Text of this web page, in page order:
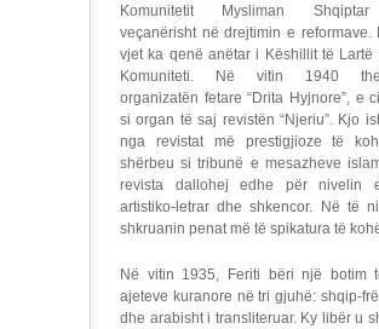
Komunitetit Mysliman
veçanërisht në drejtimin e reformave.
vjet ka qenë anëtar i Këshillit të Lartë
Komuniteti. Në vitin 1940
organizatën fetare “Drita Hyjnore”, e
si organ të saj revistën “Njeriu”. Kjo
nga revistat më prestigjioze të
shërbeu si tribunë e mesazheve
revista dallohej edhe për nivelin
artistiko-letrar dhe shkencor. Në të
shkruanin penat më të spikatura të
Në vitin 1935, Feriti bëri një botim
ajeteve kuranore në tri gjuhë: shqip-
dhe arabisht i transliteruar. Ky libër u